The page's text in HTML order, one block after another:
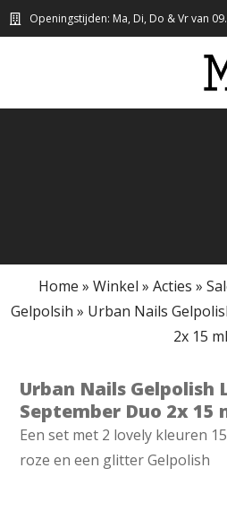
Openingstijden: Ma, Di, Do & Vr van
Home » Winkel » Acties »
Gelpolsih » Urban Nails
2x 15 ml
Urban Nails Gelpolish
September Duo 2x 15
Een set met 2 lovely kleuren
roze en een glitter Gelpolish